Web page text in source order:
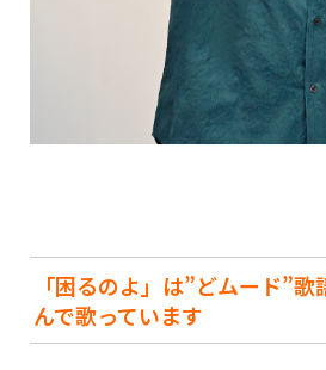
「困るのよ」は”どムード”
んで歌っています